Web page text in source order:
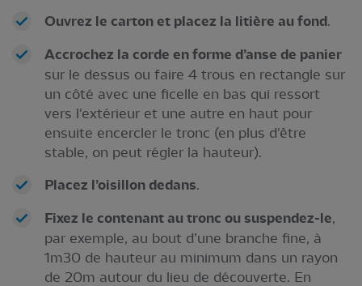
Ouvrez le carton et placez la litière au fond.
Accrochez la corde en forme d’anse de panier
sur le dessus ou faire 4 trous en rectangle sur
un côté avec une ficelle en bas qui ressort
vers l'extérieur et une autre en haut pour
ensuite encercler le tronc (en plus d'être
stable, on peut régler la hauteur).
Placez l’oisillon dedans.
Fixez le contenant au tronc ou suspendez-le,
par exemple, au bout d’une branche fine, à
1m30 de hauteur au minimum dans un rayon
de 20m autour du lieu de découverte. En